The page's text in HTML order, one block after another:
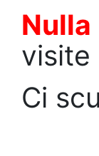
visite
Ci